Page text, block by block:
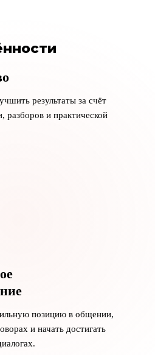
результаты за счёт
разборов и практической
позицию в общении,
и начать достигать